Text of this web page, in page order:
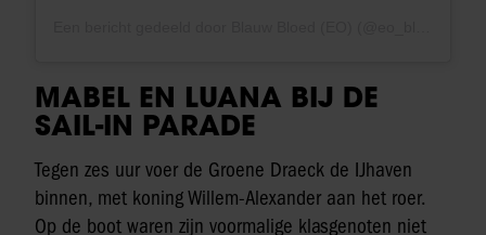
MABEL EN LUANA BIJ DE
SAIL-IN PARADE
Tegen zes uur voer de Groene Draeck de IJhaven
binnen, met koning Willem-Alexander aan het roer.
Op de boot waren zijn voormalige klasgenoten niet